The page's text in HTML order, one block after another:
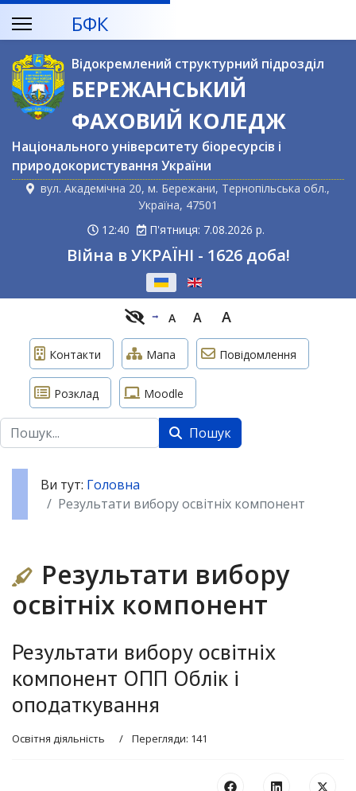
БФК
Відокремлений структурний підрозділ
БЕРЕЖАНСЬКИЙ
ФАХОВИЙ КОЛЕДЖ
Національного університету біоресурсів і
природокористування України
вул. Академічна 20, м. Бережани, Тернопільська обл.,
Україна, 47501
12:40
П'ятниця: 7.08.2026 р.
Війна в УКРАЇНІ - 1626 доба!
A A A
Контакти Мапа Повідомлення
Розклад Moodle
Пошук Пошук
Ви тут: Головна
Результати вибору освітніх компонент
Результати вибору
освітніх компонент
Результати вибору освітніх
компонент ОПП Облік і
оподаткування
Освітня діяльність Перегляди: 141